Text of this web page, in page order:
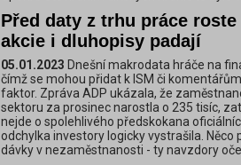
Před daty z trhu práce
akcie i dluhopisy padají
05.01.2023 Dnešní makrodata hráče na
čímž se mohou přidat k ISM či
faktor. Zpráva ADP ukázala, že
sektoru za prosinec narostla o 235 tisíc,
nejde o spolehlivého předskokana
odchylka investory logicky vystrašila.
dávky v nezaměstnanosti - ty navzdory